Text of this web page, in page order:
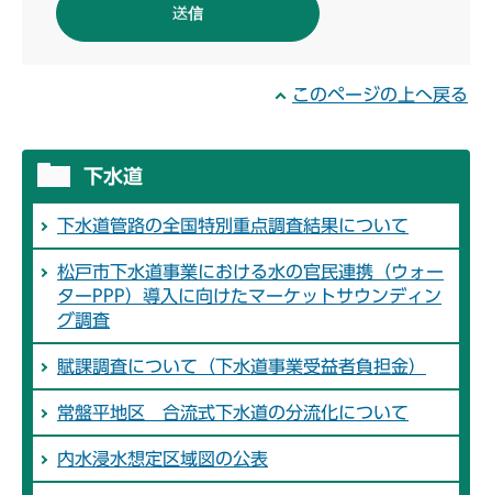
このページの上へ戻る
下水道
下水道管路の全国特別重点調査結果について
松戸市下水道事業における水の官民連携（ウォー
ターPPP）導入に向けたマーケットサウンディン
グ調査
賦課調査について（下水道事業受益者負担金）
常盤平地区 合流式下水道の分流化について
内水浸水想定区域図の公表